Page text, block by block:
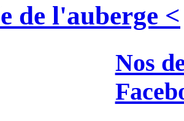
de l'auberge <
Nos